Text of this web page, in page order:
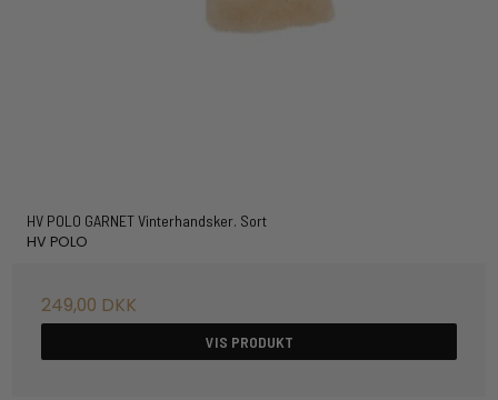
HV POLO GARNET Vinterhandsker. Sort
HV POLO
249,00 DKK
VIS PRODUKT